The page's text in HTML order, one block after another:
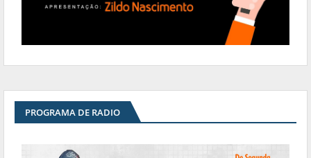
PROGRAMA DE RADIO